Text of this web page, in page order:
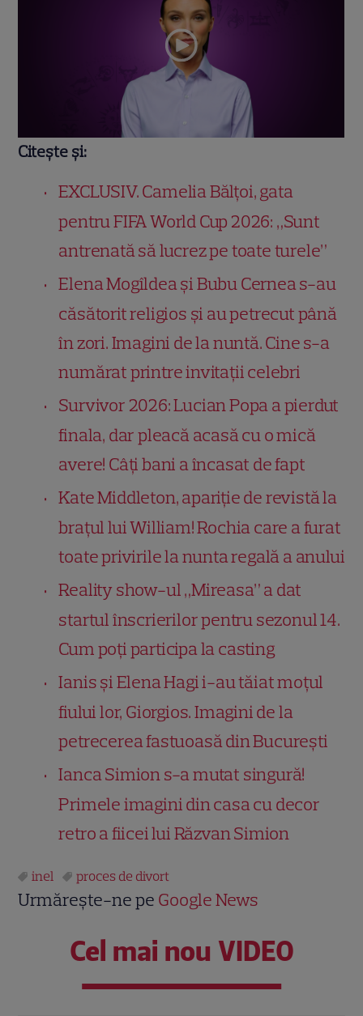
Citește și:
EXCLUSIV. Camelia Bălțoi, gata
pentru FIFA World Cup 2026: „Sunt
antrenată să lucrez pe toate turele”
Elena Mogîldea și Bubu Cernea s-au
căsătorit religios și au petrecut până
în zori. Imagini de la nuntă. Cine s-a
numărat printre invitații celebri
Survivor 2026: Lucian Popa a pierdut
finala, dar pleacă acasă cu o mică
avere! Câți bani a încasat de fapt
Kate Middleton, apariție de revistă la
brațul lui William! Rochia care a furat
toate privirile la nunta regală a anului
Reality show-ul „Mireasa” a dat
startul înscrierilor pentru sezonul 14.
Cum poți participa la casting
Ianis și Elena Hagi i-au tăiat moțul
fiului lor, Giorgios. Imagini de la
petrecerea fastuoasă din București
Ianca Simion s-a mutat singură!
Primele imagini din casa cu decor
retro a fiicei lui Răzvan Simion
inel proces de divort
Urmărește-ne pe Google News
Cel mai nou VIDEO